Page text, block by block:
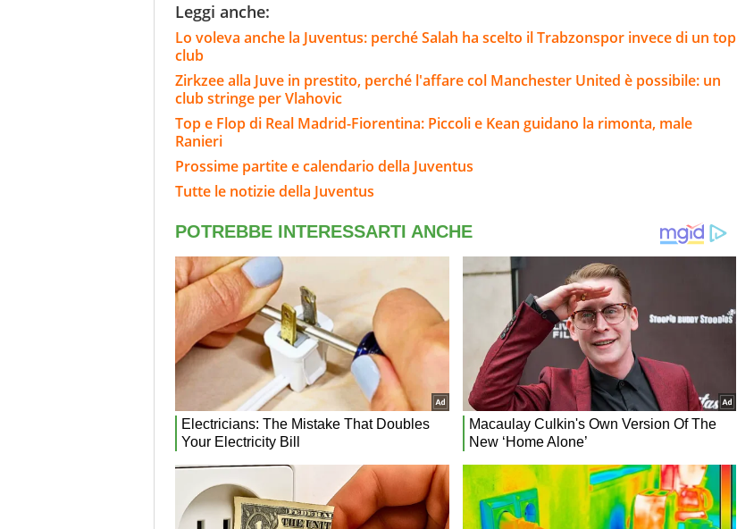
Leggi anche:
Lo voleva anche la Juventus: perché Salah ha scelto il Trabzonspor invece di un top
club
Zirkzee alla Juve in prestito, perché l'affare col Manchester United è possibile: un
club stringe per Vlahovic
Top e Flop di Real Madrid-Fiorentina: Piccoli e Kean guidano la rimonta, male
Ranieri
Prossime partite e calendario della Juventus
Tutte le notizie della Juventus